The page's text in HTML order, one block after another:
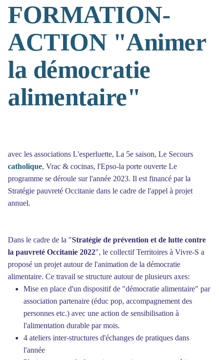
FORMATION-
ACTION "Animer
la démocratie
alimentaire"
avec les associations L'esperluette, La 5e saison, Le Secours
catholique, Vrac & cocinas, l'Epso-la porte ouverte Le
programme se déroule sur l'année 2023. Il est financé par la
Stratégie pauvreté Occitanie dans le cadre de l'appel à projet
annuel.
Dans le cadre de la "Stratégie de prévention et de lutte contre
la pauvreté Occitanie 2022", le collectif Territoires à Vivre-S a
proposé un projet autour de l'animation de la démocratie
alimentaire. Ce travail se structure autour de plusieurs axes:
Mise en place d'un dispositif de "démocratie alimentaire" par
association partenaire (éduc pop, accompagnement des
personnes etc.) avec une action de sensibilisation à
l'alimentation durable par mois.
4 ateliers inter-structures d'échanges de pratiques dans
l'année